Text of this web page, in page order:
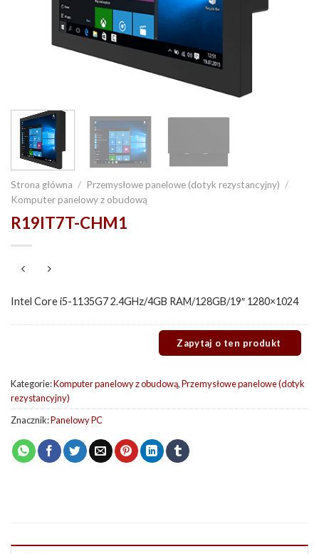
Strona główna / Przemysłowe panelowe (dotyk rezystancyjny) /
Komputer panelowy z obudową
R19IT7T-CHM1
Intel Core i5-1135G7 2.4GHz/4GB RAM/128GB/19″ 1280×1024
Kategorie:Komputer panelowy z obudową,Przemysłowe panelowe (dotyk
rezystancyjny)
Znacznik:Panelowy PC